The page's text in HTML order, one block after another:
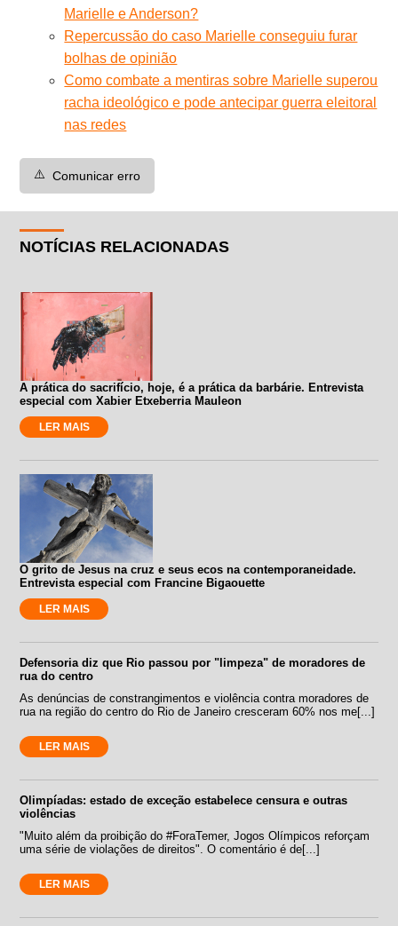
Marielle e Anderson?
Repercussão do caso Marielle conseguiu furar
bolhas de opinião
Como combate a mentiras sobre Marielle superou
racha ideológico e pode antecipar guerra eleitoral
nas redes
⚠️ Comunicar erro
NOTÍCIAS RELACIONADAS
A prática do sacrifício, hoje, é a prática da barbárie. Entrevista
especial com Xabier Etxeberria Mauleon
LER MAIS
O grito de Jesus na cruz e seus ecos na contemporaneidade.
Entrevista especial com Francine Bigaouette
LER MAIS
Defensoria diz que Rio passou por "limpeza" de moradores de
rua do centro
As denúncias de constrangimentos e violência contra moradores de
rua na região do centro do Rio de Janeiro cresceram 60% nos me[...]
LER MAIS
Olimpíadas: estado de exceção estabelece censura e outras
violências
"Muito além da proibição do #ForaTemer, Jogos Olímpicos reforçam
uma série de violações de direitos". O comentário é de[...]
LER MAIS